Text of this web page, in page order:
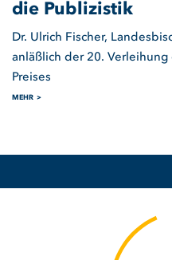
die Publizistik
Dr. Ulrich Fischer,
anläßlich der 20.
Preises
MEHR